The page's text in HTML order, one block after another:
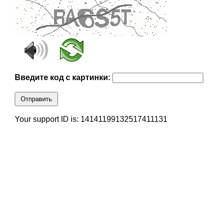
Введите код с картинки:
Отправить
Your support ID is: 14141199132517411131